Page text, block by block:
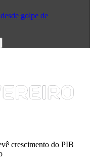
golpe de
crescimento do PIB